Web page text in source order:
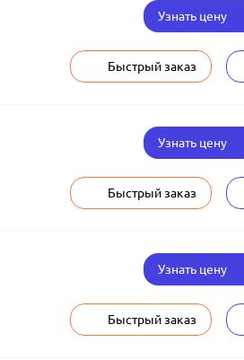
Узнать цену
Быстрый заказ
Узнать цену
Быстрый заказ
Узнать цену
Быстрый заказ